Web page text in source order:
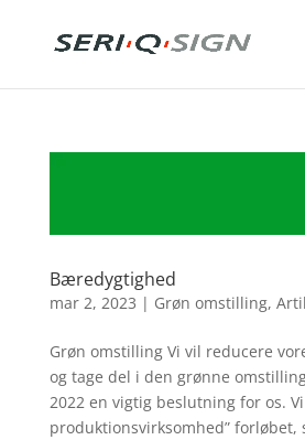
Bæredygtighed
mar 2, 2023 | Grøn omstilling,
Grøn omstilling Vi vil reducere
og tage del i den grønne
2022 en vigtig beslutning for os.
produktionsvirksomhed” forløbet,